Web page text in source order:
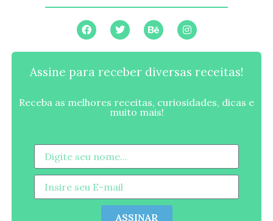
Assine para receber diversas receitas!
Receba as melhores receitas, curiosidades, dicas e
muito mais!
ASSINAR